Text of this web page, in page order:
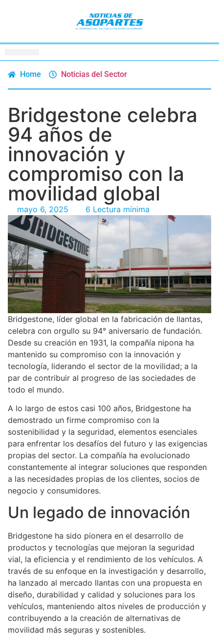
Home Noticias del Sector
Bridgestone celebra
94 años de
innovación y
compromiso con la
movilidad global
mayo 6, 2025 6 Lectura mínima
Bridgestone, líder global en la fabricación de llantas,
celebra con orgullo su 94° aniversario de fundación.
Desde su creación en 1931, la compañía nipona ha
mantenido su compromiso con la innovación y
tecnología, liderando el sector de la movilidad; a la
par de contribuir al progreso de las sociedades de
todo el mundo.
A lo largo de estos casi 100 años, Bridgestone ha
demostrado un firme compromiso con la
sostenibilidad y la seguridad, elementos esenciales
para enfrentar los desafíos del futuro y las exigencias
propias del sector. La compañía ha evolucionado
constantemente al integrar soluciones que responden
a las necesidades propias de los clientes, socios de
negocio y consumidores.
Un legado de innovación
Bridgestone ha sido pionera en el desarrollo de
productos y tecnologías que mejoran la seguridad
vial, la eficiencia y el rendimiento de los vehículos. A
través de su enfoque en la investigación y desarrollo,
ha lanzado al mercado llantas con una propuesta en
diseño, durabilidad y calidad y soluciones para los
vehículos, manteniendo altos niveles de producción y
contribuyendo a la creación de alternativas de
movilidad más seguras y sostenibles.